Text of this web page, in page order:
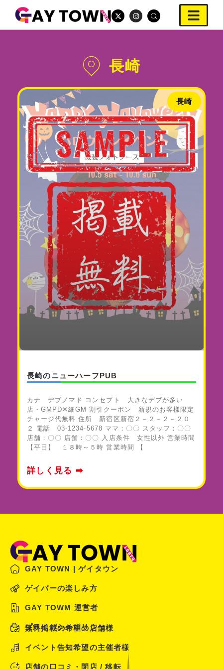
長崎
長崎
長崎のニューハーフPUB
カナ デブノマド コンセプト 大きなデブが多い
店・GMPD✕細GM 割引クーポン 新規のお客様限定
チャージ代無料 住所 新宿区新宿２－２－２－２０
２ 電話 03-1234-5678 ママ：〇〇 スタッフ：〇〇
店舗：〇〇 店舗：〇〇 入店条件 女性以外 営業時間
【平日】 １８時～５時 営業時間 【
詳しく見る ➡
GAY TOWN | ゲイタウン
ゲイバーの楽しみ方
GAY TOWM 運営者
プライバシーポリシー
無料掲載の希望の店舗様
イベント告知希望の主催者様
店舗の口コミ・閉店 / 移転